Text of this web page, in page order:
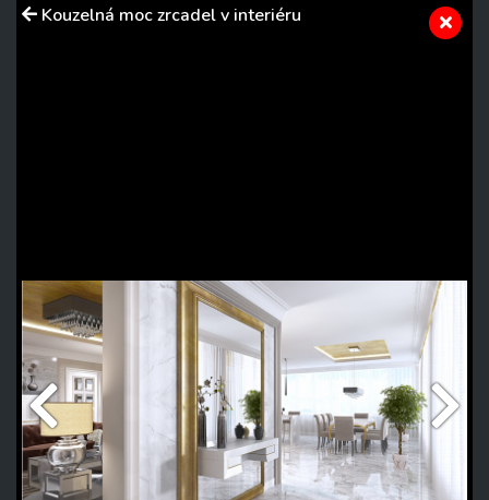
Kouzelná moc zrcadel v interiéru